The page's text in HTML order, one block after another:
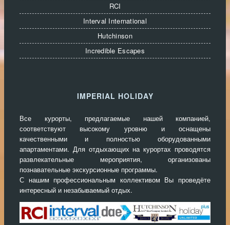
RCI
Interval International
Hutchinson
Incredible Escapes
IMPERIAL HOLIDAY
Все курорты, предлагаемые нашей компанией,
соответствуют высокому уровню и оснащены
качественными и полностью оборудованными
апартаментами. Для отдыхающих на курортах проводятся
развлекательные мероприятия, организованы
познавательные экскурсионные программы.
С нашим профессиональным коллективом Вы проведёте
интересный и незабываемый отдых.